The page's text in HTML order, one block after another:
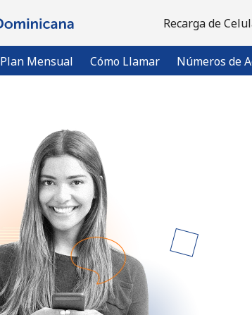
Recarga de
Plan Mensual Cómo Llamar Números de
¿Ya tienes una